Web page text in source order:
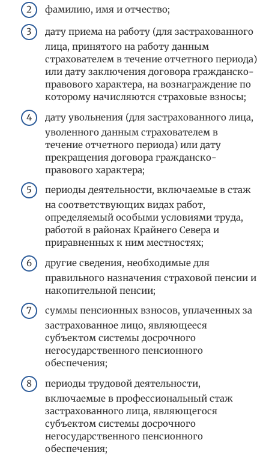
фамилию, имя и отчество;
дату приема на работу (для застрахованного
лица, принятого на работу данным
страхователем в течение отчетного периода)
или дату заключения договора гражданско-
правового характера, на вознаграждение по
которому начисляются страховые взносы;
дату увольнения (для застрахованного лица,
уволенного данным страхователем в
течение отчетного периода) или дату
прекращения договора гражданско-
правового характера;
периоды деятельности, включаемые в стаж
на соответствующих видах работ,
определяемый особыми условиями труда,
работой в районах Крайнего Севера и
приравненных к ним местностях;
другие сведения, необходимые для
правильного назначения страховой пенсии и
накопительной пенсии;
суммы пенсионных взносов, уплаченных за
застрахованное лицо, являющееся
субъектом системы досрочного
негосударственного пенсионного
обеспечения;
периоды трудовой деятельности,
включаемые в профессиональный стаж
застрахованного лица, являющегося
субъектом системы досрочного
негосударственного пенсионного
обеспечения;